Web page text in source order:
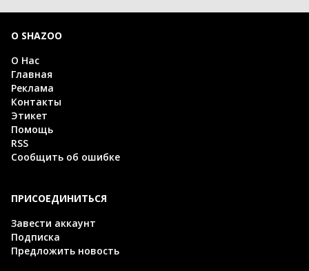
О SHAZOO
О Нас
Главная
Реклама
Контакты
Этикет
Помощь
RSS
Сообщить об ошибке
ПРИСОЕДИНИТЬСЯ
Завести аккаунт
Подписка
Предложить новость